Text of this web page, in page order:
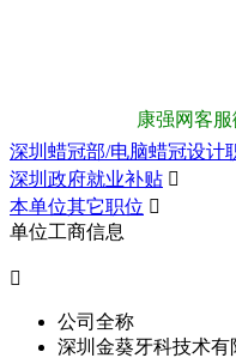
康强网客服
深圳蜡冠部/电脑蜡冠设计
深圳政府就业补贴 
本单位其它职位 
单位工商信息

公司全称
深圳金葵牙科技术有